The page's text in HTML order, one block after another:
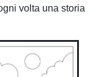
volta una storia